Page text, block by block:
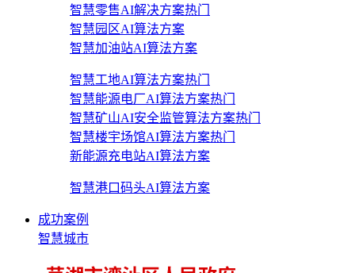
智慧零售AI解决方案热门
智慧园区AI算法方案
智慧加油站AI算法方案
智慧工地AI算法方案热门
智慧能源电厂AI算法方案热门
智慧矿山AI安全监管算法方案热门
智慧楼宇场馆AI算法方案热门
新能源充电站AI算法方案
智慧港口码头AI算法方案
成功案例
智慧城市